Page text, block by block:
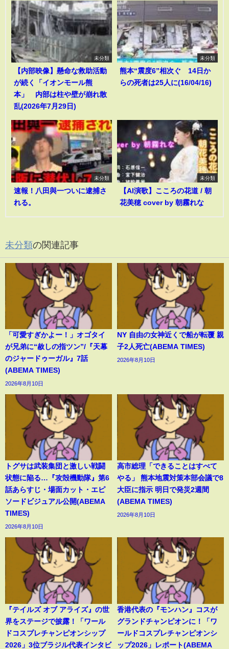
未分類
【内部映像】懸命な救助活動
が続く「イオンモール熊
本」 内部は柱や壁が崩れ散
乱(2026年7月29日)
未分類
熊本“震度6”相次ぐ 14日か
らの死者は25人に(16/04/16)
未分類
速報！八田與一ついに逮捕さ
れる。
未分類
【AI演歌】こころの花道 / 朝
花美穂 cover by 朝霧れな
未分類の関連記事
「可愛すぎかよー！」オゴタイ
が兄弟に“赦しの指ツン”/『天幕
のジャードゥーガル』7話
(ABEMA TIMES)
2026年8月10日
NY 自由の女神近くで船が転覆 親
子2人死亡(ABEMA TIMES)
2026年8月10日
トグサは武装集団と激しい戦闘
状態に陥る…『攻殻機動隊』第6
話あらすじ・場面カット・エピ
ソードビジュアル公開(ABEMA
TIMES)
2026年8月10日
高市総理「できることはすべて
やる」 熊本地震対策本部会議で8
大臣に指示 明日で発災2週間
(ABEMA TIMES)
2026年8月10日
『テイルズ オブ アライズ』の世
界をステージで披露！「ワール
ドコスプレチャンピオンシップ
2026」3位ブラジル代表インタビ
香港代表の『モンハン』コスが
グランドチャンピオンに！「ワ
ールドコスプレチャンピオンシ
ップ2026」レポート(ABEMA